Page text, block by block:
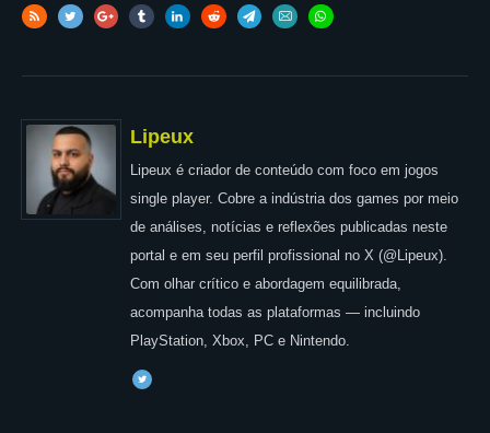
Lipeux
Lipeux é criador de conteúdo com foco em jogos
single player. Cobre a indústria dos games por meio
de análises, notícias e reflexões publicadas neste
portal e em seu perfil profissional no X (@Lipeux).
Com olhar crítico e abordagem equilibrada,
acompanha todas as plataformas — incluindo
PlayStation, Xbox, PC e Nintendo.